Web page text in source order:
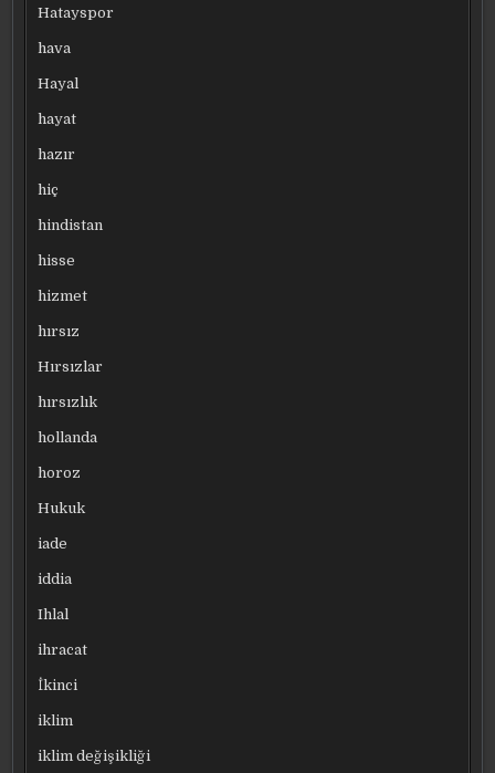
Hatayspor
hava
Hayal
hayat
hazır
hiç
hindistan
hisse
hizmet
hırsız
Hırsızlar
hırsızlık
hollanda
horoz
Hukuk
iade
iddia
Ihlal
ihracat
İkinci
iklim
iklim değişikliği